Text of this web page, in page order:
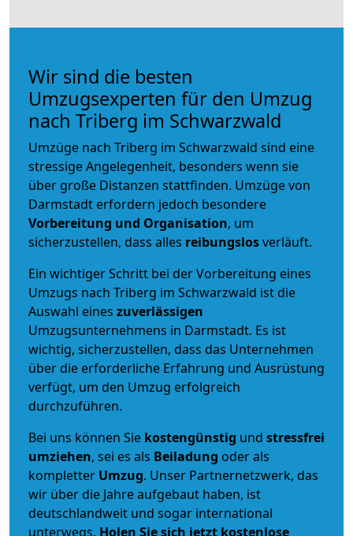
Wir sind die besten
Umzugsexperten für den Umzug
nach Triberg im Schwarzwald
Umzüge nach Triberg im Schwarzwald sind eine
stressige Angelegenheit, besonders wenn sie
über große Distanzen stattfinden. Umzüge von
Darmstadt erfordern jedoch besondere
Vorbereitung und Organisation, um
sicherzustellen, dass alles reibungslosverläuft.
Ein wichtiger Schritt bei der Vorbereitung eines
Umzugs nach Triberg im Schwarzwald ist die
Auswahl eines zuverlässigen
Umzugsunternehmens in Darmstadt. Es ist
wichtig, sicherzustellen, dass das Unternehmen
über die erforderliche Erfahrung und Ausrüstung
verfügt, um den Umzug erfolgreich
durchzuführen.
Bei uns können Sie kostengünstig und stressfrei
umziehen, sei es als Beiladung oder als
kompletter Umzug. Unser Partnernetzwerk, das
wir über die Jahre aufgebaut haben, ist
deutschlandweit und sogar international
unterwegs. Holen Sie sich jetzt kostenlose